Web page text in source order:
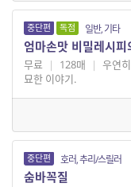
중단편 독점 일반, 기타
엄마손맛 비밀레시피
무료 | 128매 | 우연
묘한 이야기.
중단편 호러, 추리/스릴러
숨바꼭질